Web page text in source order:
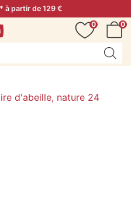
à partir de 129 €
0
0